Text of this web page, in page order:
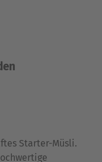
Starter-Müsli.